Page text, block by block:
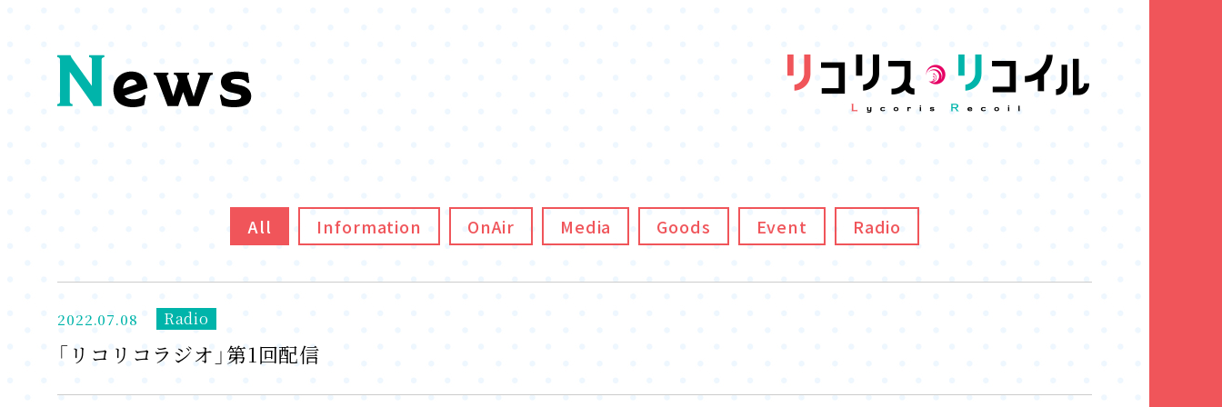
All Information OnAir Media Goods Event Radio
2022.07.08 Radio
「リコリコラジオ」第1回配信